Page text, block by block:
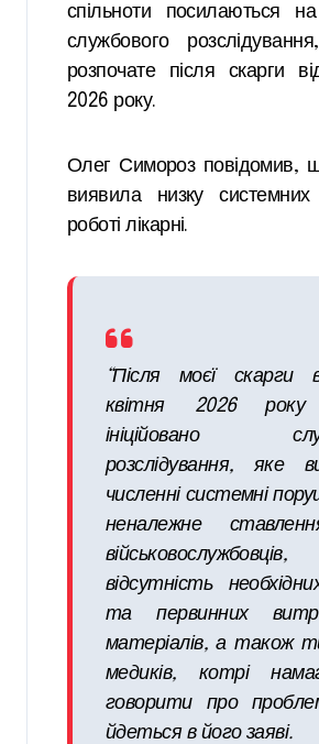
спільноти посилаються на
службового
розпочате після скарги
2026 року.
Олег Симороз повідомив,
виявила низку
роботі лікарні.
“Після моєї скарги
квітня 2026 року
ініційовано
розслідування, яке
численні системні
неналежне
військовослужбовців,
відсутність
та первинних
матеріалів, а також
медиків, котрі
говорити про
йдеться в його заяві.